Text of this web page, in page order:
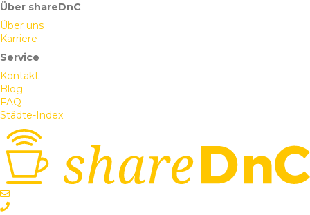
Über shareDnC
Über uns
Karriere
Service
Kontakt
Blog
FAQ
Städte-Index